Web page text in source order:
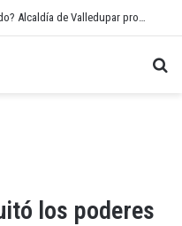
¿Cierre temporal del balneario Hurtado? Alcaldía de Valledupar propone recuperar el río Guatapurí
los poderes